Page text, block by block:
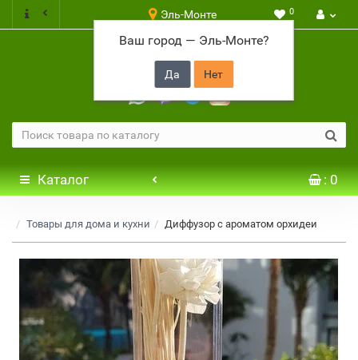
Эль-Монте
Ваш город — Эль-Монте?
0
+7 917 646 65 48
Каталог : 0
Товары для дома и кухни Диффузор с ароматом орхидеи